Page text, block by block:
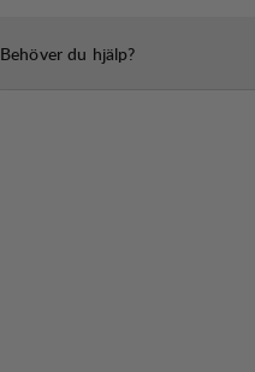
Behöver du hjälp?